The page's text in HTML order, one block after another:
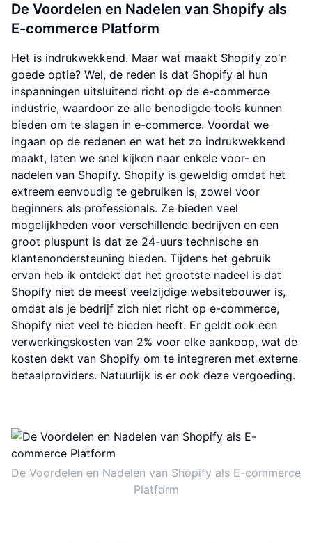
De Voordelen en Nadelen van Shopify als
E-commerce Platform
Het is indrukwekkend. Maar wat maakt Shopify zo'n
goede optie? Wel, de reden is dat Shopify al hun
inspanningen uitsluitend richt op de e-commerce
industrie, waardoor ze alle benodigde tools kunnen
bieden om te slagen in e-commerce. Voordat we
ingaan op de redenen en wat het zo indrukwekkend
maakt, laten we snel kijken naar enkele voor- en
nadelen van Shopify. Shopify is geweldig omdat het
extreem eenvoudig te gebruiken is, zowel voor
beginners als professionals. Ze bieden veel
mogelijkheden voor verschillende bedrijven en een
groot pluspunt is dat ze 24-uurs technische en
klantenondersteuning bieden. Tijdens het gebruik
ervan heb ik ontdekt dat het grootste nadeel is dat
Shopify niet de meest veelzijdige websitebouwer is,
omdat als je bedrijf zich niet richt op e-commerce,
Shopify niet veel te bieden heeft. Er geldt ook een
verwerkingskosten van 2% voor elke aankoop, wat de
kosten dekt van Shopify om te integreren met externe
betaalproviders. Natuurlijk is er ook deze vergoeding.
De Voordelen en Nadelen van Shopify als E-commerce
Platform